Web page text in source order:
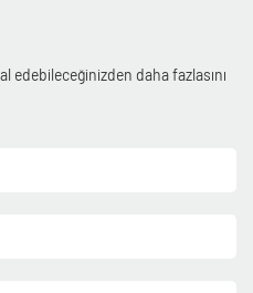
edebileceğinizden daha fazlasını